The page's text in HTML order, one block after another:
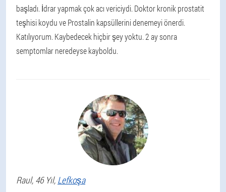
başladı. İdrar yapmak çok acı vericiydi. Doktor kronik prostatit
teşhisi koydu ve Prostalin kapsüllerini denemeyi önerdi.
Katılıyorum. Kaybedecek hiçbir şey yoktu. 2 ay sonra
semptomlar neredeyse kayboldu.
Raul, 46 Yıl, Lefkoşa